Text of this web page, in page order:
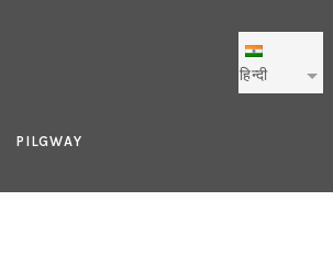
हिन्दी
PILGWAY